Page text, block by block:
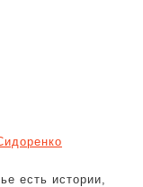
есть истории,